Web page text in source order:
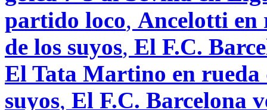
partido loco, Ancelotti en
de los suyos, El F.C.
El Tata Martino en rueda
suyos, El F.C. Barcelona